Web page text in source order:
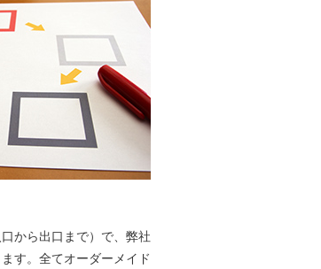
から出口まで）で、弊社
す。全てオーダーメイド